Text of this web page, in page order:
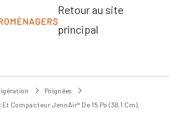
Retour au site
principal
Poignées
Compacteur JennAir® De 15 Po (38,1 Cm),